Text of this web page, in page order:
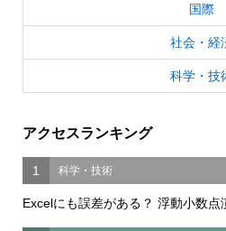
国際
社会・経
科学・技
アクセスランキング
1 科学・技術
Excelにも誤差がある？ 浮動小数